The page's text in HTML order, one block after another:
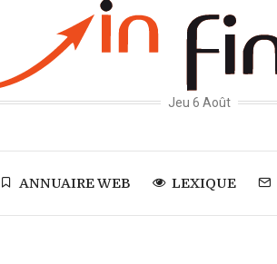
Jeu 6 Août
ANNUAIRE WEB LEXIQUE